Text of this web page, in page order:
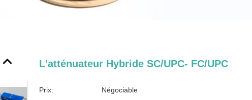
L'atténuateur Hybride SC/UPC- FC/UPC
Prix: Négociable